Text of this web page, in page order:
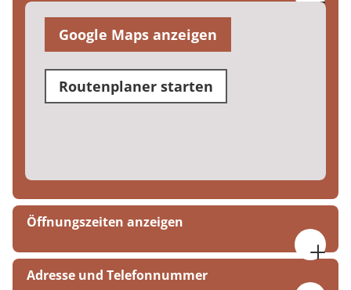
Google Maps anzeigen
Routenplaner starten
Öffnungszeiten anzeigen
07:00-16:00
Adresse und Telefonnummer